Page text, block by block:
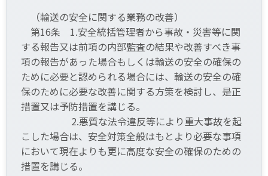
（輸送の安全に関する業務の改善）
第16条 1.安全統括管理者から事故・災害等に関
する報告又は前項の内部監査の結果や改善すべき事
項の報告があった場合もしくは輸送の安全の確保の
ために必要と認められる場合には、輸送の安全の確
保のために必要な改善に関する方策を検討し、是正
措置又は予防措置を講じる。
2.悪質な法令違反等により重大事故を起
こした場合は、安全対策全般はもとより必要な事項
において現在よりも更に高度な安全の確保のための
措置を講じる。